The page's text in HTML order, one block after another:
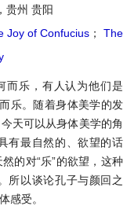
贵州 贵阳
Joy of Confucius ；
The
而乐，有人认为他们是
乐。随着身体美学的发
天可以从身体美学的角
有最自然的、欲望的话
的对“乐”的欲望，这种
所以谈论孔子与颜回之
感受。